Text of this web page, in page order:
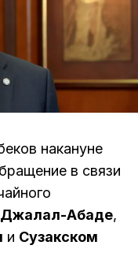
накануне
в связи
Джалал-Абаде,
и Сузакском